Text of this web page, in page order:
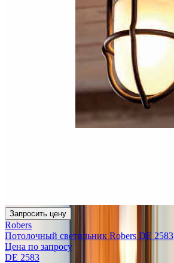
Запросить цену
Robers
Потолочный светильник Robers DE 2583
Цена по запросу
DE 2583